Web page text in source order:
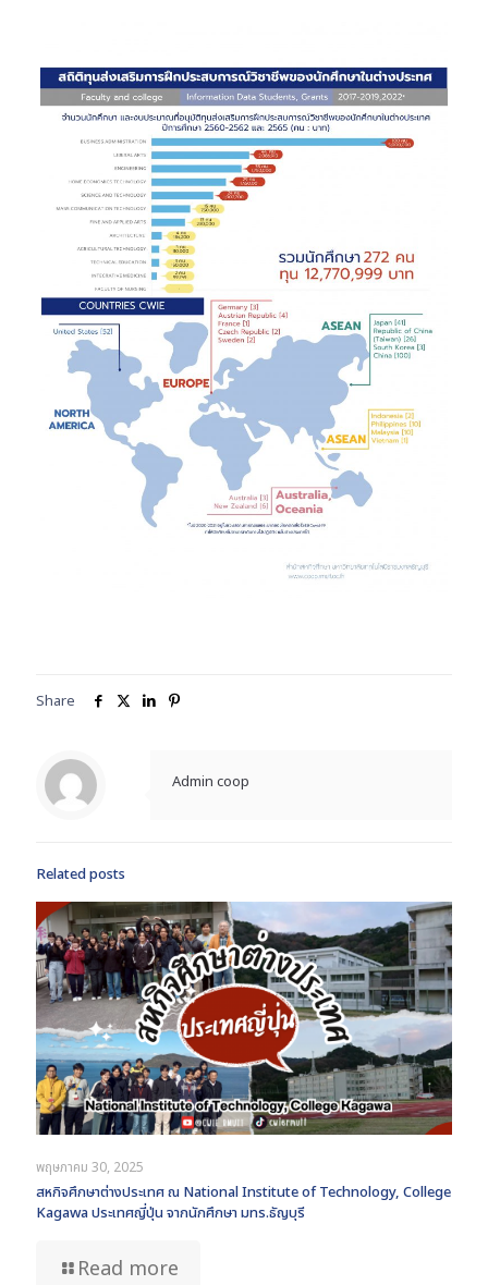
Share
Admin coop
Related posts
พฤษภาคม 30, 2025
สหกิจศึกษาต่างประเทศ ณ National Institute of Technology, College
Kagawa ประเทศญี่ปุ่น จากนักศึกษา มทร.ธัญบุรี
Read more